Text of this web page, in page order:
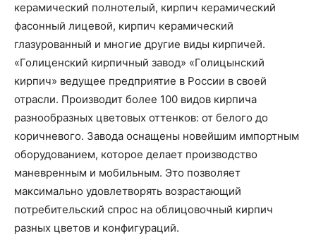
керамический полнотелый, кирпич керамический
фасонный лицевой, кирпич керамический
глазурованный и многие другие виды кирпичей.
«Голиценский кирпичный завод» «Голицынский
кирпич» ведущее предприятие в России в своей
отрасли. Производит более 100 видов кирпича
разнообразных цветовых оттенков: от белого до
коричневого. Завода оснащены новейшим импортным
оборудованием, которое делает производство
маневренным и мобильным. Это позволяет
максимально удовлетворять возрастающий
потребительский спрос на облицовочный кирпич
разных цветов и конфигураций.